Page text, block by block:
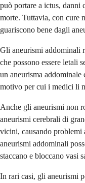
può portare a ictus, danni
morte. Tuttavia, con cure
guariscono bene dagli
Gli aneurismi addominali
che possono essere letali
un aneurisma
motivo per cui i medici li
Anche gli aneurismi non
aneurismi cerebrali di
vicini, causando problemi
aneurismi addominali
staccano e bloccano vasi
In rari casi, gli aneurismi